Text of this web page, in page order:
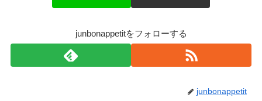
junbonappetitをフォローする
junbonappetit